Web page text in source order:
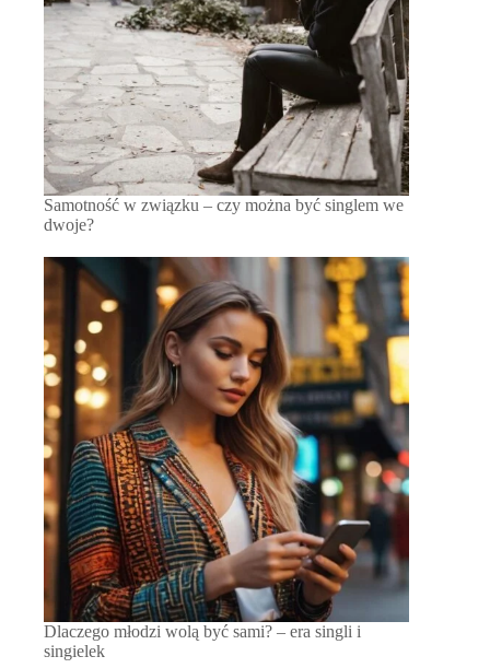
Samotność w związku – czy można być singlem we
dwoje?
Dlaczego młodzi wolą być sami? – era singli i
singielek